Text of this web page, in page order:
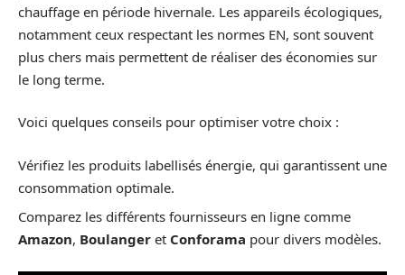
chauffage en période hivernale. Les appareils écologiques,
notamment ceux respectant les normes EN, sont souvent
plus chers mais permettent de réaliser des économies sur
le long terme.
Voici quelques conseils pour optimiser votre choix :
Vérifiez les produits labellisés énergie, qui garantissent une
consommation optimale.
Comparez les différents fournisseurs en ligne comme
Amazon, Boulanger et Conforama pour divers modèles.